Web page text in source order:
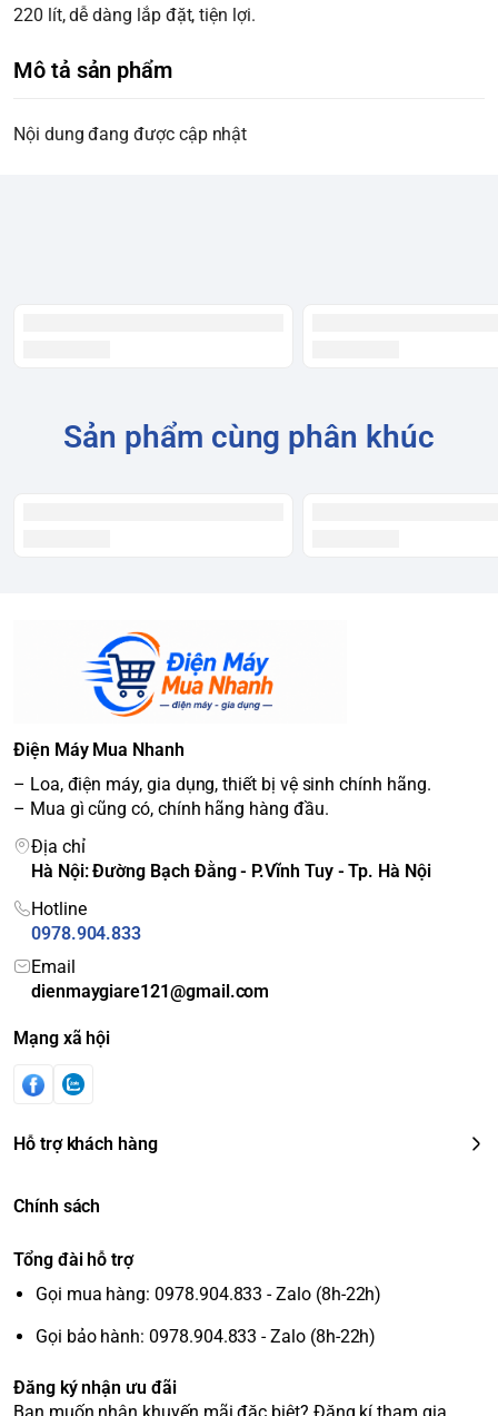
220 lít, dễ dàng lắp đặt, tiện lợi.
Mô tả sản phẩm
Nội dung đang được cập nhật
Sản phẩm cùng phân khúc
Điện Máy Mua Nhanh
– Loa, điện máy, gia dụng, thiết bị vệ sinh chính hãng.
– Mua gì cũng có, chính hãng hàng đầu.
Địa chỉ
Hà Nội: Đường Bạch Đằng - P.Vĩnh Tuy - Tp. Hà Nội
Hotline
0978.904.833
Email
dienmaygiare121@gmail.com
Mạng xã hội
Hỗ trợ khách hàng
Chính sách
Tổng đài hỗ trợ
Gọi mua hàng: 0978.904.833 - Zalo (8h-22h)
Gọi bảo hành: 0978.904.833 - Zalo (8h-22h)
Đăng ký nhận ưu đãi